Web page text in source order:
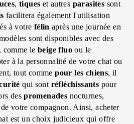
, tiques et autres parasites sont
facilitera également l'utilisation
à votre félin après une journée en
sont disponibles avec des
comme lebeige fluo ou le
à la personnalité de votre chat ou
tout commepour les chiens, il
qui sont réfléchissants pour
despromenades nocturnes,
votre compagnon. Ainsi, acheter
est un choix judicieux qui offre